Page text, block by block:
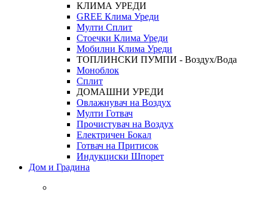
КЛИМА УРЕДИ
GREE Клима Уреди
Мулти Сплит
Стоечки Клима Уреди
Мобилни Клима Уреди
ТОПЛИНСКИ ПУМПИ - Воздух/Вода
Моноблок
Сплит
ДОМАШНИ УРЕДИ
Овлажнувач на Воздух
Мулти Готвач
Прочистувач на Воздух
Електричен Бокал
Готвач на Притисок
Индукциски Шпорет
Дом и Градина